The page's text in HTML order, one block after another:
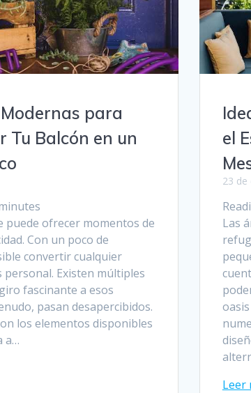
para
Tu Balcón en un
puede ofrecer momentos de
Con un poco de
convertir cualquier
personal. Existen múltiples
fascinante a esos
pasan desapercibidos.
los elementos disponibles
a…
el
23 de
Las
Leer